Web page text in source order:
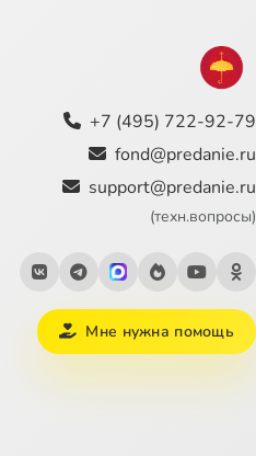
+7 (495) 722-92-79
fond@predanie.ru
support@predanie.ru
(техн.вопросы)
Мне нужна помощь